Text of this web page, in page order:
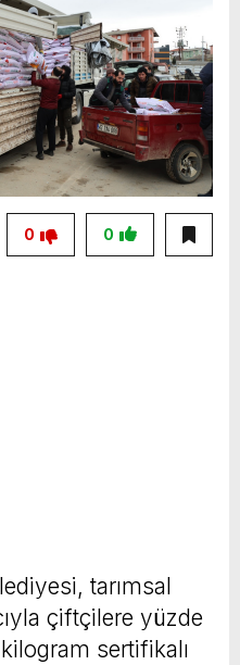
0
0
tarımsal
çiftçilere yüzde
sertifikalı